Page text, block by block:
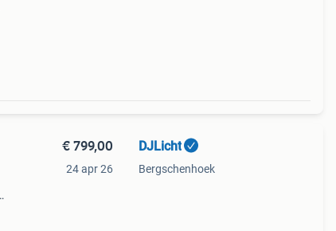
€ 799,00
24 apr 26
DJLicht
Bergschenhoek